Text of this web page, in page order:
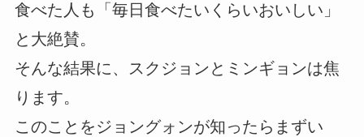
食べた人も「毎日食べたいくらいおいしい」
と大絶賛。
そんな結果に、スクジョンとミンギョンは焦
ります。
このことをジョングォンが知ったらまずい